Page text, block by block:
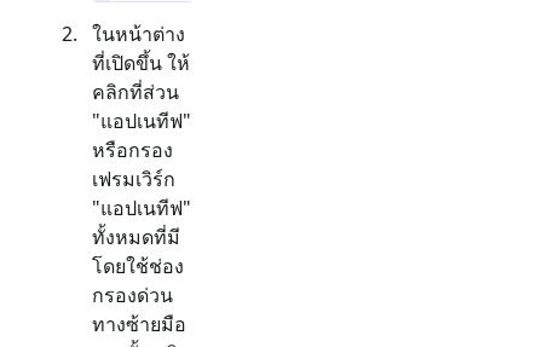
ในหน้าต่าง
ที่เปิดขึ้น ให้
คลิกที่ส่วน
"แอปเนทีฟ"
หรือกรอง
เฟรมเวิร์ก
"แอปเนทีฟ"
ทั้งหมดที่มี
โดยใช้ช่อง
กรองด่วน
ทางซ้ายมือ